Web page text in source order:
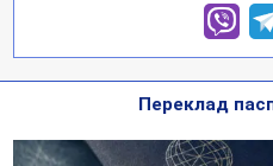
Переклад